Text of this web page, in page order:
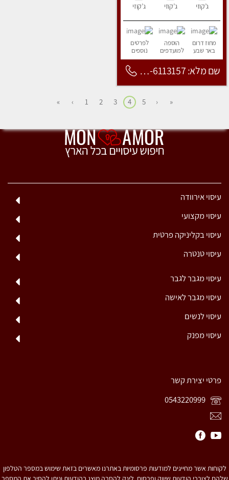
ג’קוזי ג’קוזי ג’קוזי
מחוז דרום
באר שבע
הוספה
למועדפים
לפרטים
נוספים
שם מלא: 053-6113157
«
‹
5
4
3
2
1
›
»
עיסוי אירוודה
עיסוי מקצועי
עיסוי בקליניקה פרטית
עיסוי טנטרה
עיסוי מגבר לגבר
עיסוי מגבר לאישה
עיסוי לנשים
עיסוי מפנק
פרטי יצירת קשר
לקוחות אשר מחייגים למודעות פרסומיות באתרנו מאשרים בזאת שימוש במספר הטלפון